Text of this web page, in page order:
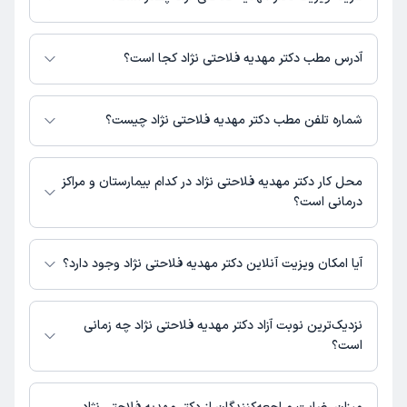
برای اطلاع از هزینه ویزیت دکتر مهدیه فلاحتی نژاد، لازم است با مطب تماس
بگیرید.آدرس مطب دکتر مهدیه فلاحتی نژاد کجا است؟
اطلاعات مربوط به آدرس مطب دکتر مهدیه فلاحتی نژاد در حال حاضر در
دسترس نیست. برای دریافت اطلاعات دقیق‌تر، لطفاً با مطب تماس بگیرید.
شماره تلفن مطب دکتر مهدیه فلاحتی نژاد چیست؟
شماره تماس مطب دکتر مهدیه فلاحتی نژاد در حال حاضر در این صفحه ثبت
نشده است.
محل کار دکتر مهدیه فلاحتی نژاد در کدام بیمارستان و مراکز
درمانی است؟
اطلاعاتی درباره محل فعالیت دکتر مهدیه فلاحتی نژاد در مراکز درمانی در
دسترس نیست.
آیا امکان ویزیت آنلاین دکتر مهدیه فلاحتی نژاد وجود دارد؟
در حال حاضر اطلاعاتی درباره ارائه ویزیت آنلاین توسط دکتر مهدیه فلاحتی نژاد
در دسترس نیست. برای دریافت اطلاعات دقیق‌تر، لطفاً با مطب تماس بگیرید.
نزدیک‌ترین نوبت آزاد دکتر مهدیه فلاحتی نژاد چه زمانی
است؟
زمان نوبت‌دهی و پذیرش بیماران با هماهنگی مطب مشخص می‌شود.